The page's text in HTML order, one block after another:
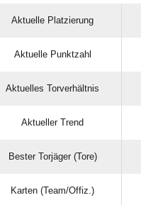
Aktuelle Platzierung
Aktuelle Punktzahl
Aktuelles Torverhältnis
Aktueller Trend
Bester Torjäger (Tore)
Karten (Team/Offiz.)